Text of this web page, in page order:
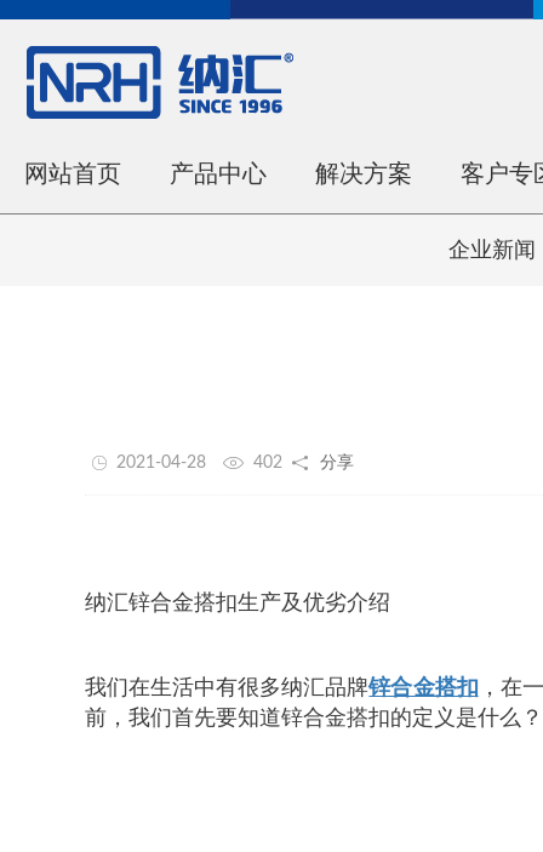
网站首页 产品中心 解决方案 客户专
企业新闻
2021-04-28 402 分享
纳汇锌合金搭扣生产及优劣介绍
我们在生活中有很多纳汇品牌锌合金搭扣
，在
前，我们首先要知道锌合金搭扣的定义是什么？